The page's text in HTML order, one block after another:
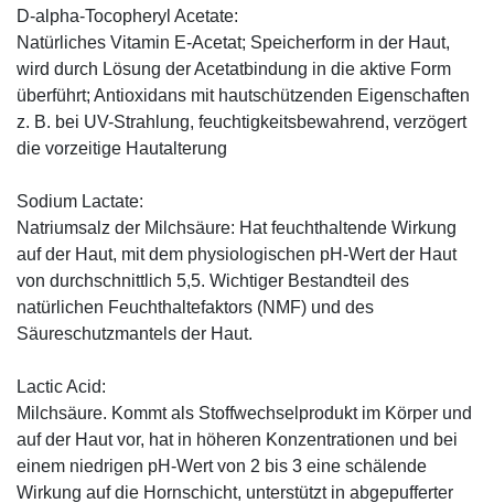
D-alpha-Tocopheryl Acetate:
Natürliches Vitamin E-Acetat; Speicherform in der Haut,
wird durch Lösung der Acetatbindung in die aktive Form
überführt; Antioxidans mit hautschützenden Eigenschaften
z. B. bei UV-Strahlung, feuchtigkeitsbewahrend, verzögert
die vorzeitige Hautalterung
Sodium Lactate:
Natriumsalz der Milchsäure: Hat feuchthaltende Wirkung
auf der Haut, mit dem physiologischen pH-Wert der Haut
von durchschnittlich 5,5. Wichtiger Bestandteil des
natürlichen Feuchthaltefaktors (NMF) und des
Säureschutzmantels der Haut.
Lactic Acid:
Milchsäure. Kommt als Stoffwechselprodukt im Körper und
auf der Haut vor, hat in höheren Konzentrationen und bei
einem niedrigen pH-Wert von 2 bis 3 eine schälende
Wirkung auf die Hornschicht, unterstützt in abgepufferter